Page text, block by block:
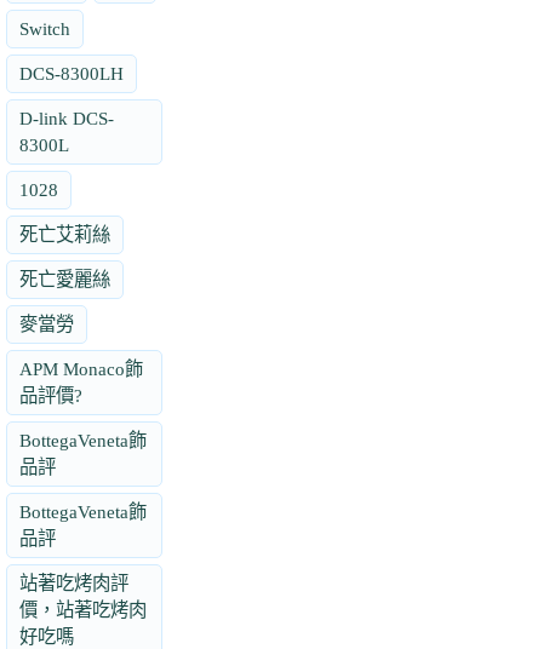
Switch
DCS-8300LH
D-link DCS-
8300L
1028
死亡艾莉絲
死亡愛麗絲
麥當勞
APM Monaco飾
品評價?
BottegaVeneta飾
品評
BottegaVeneta飾
品評
站著吃烤肉評
價，站著吃烤肉
好吃嗎